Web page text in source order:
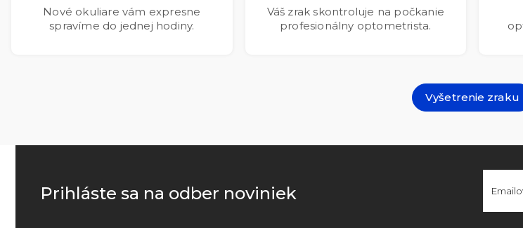
Nové okuliare vám expresne
spravíme do jednej hodiny.
Váš zrak skontroluje na počkanie
profesionálny optometrista.
Vyšetrenie zraku
Prihláste sa na odber noviniek